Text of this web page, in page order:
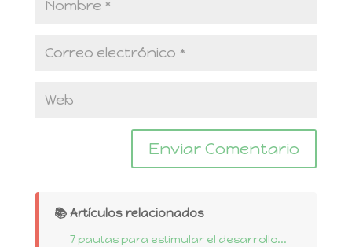
📚 Artículos relacionados
7 pautas para estimular el desarrollo...